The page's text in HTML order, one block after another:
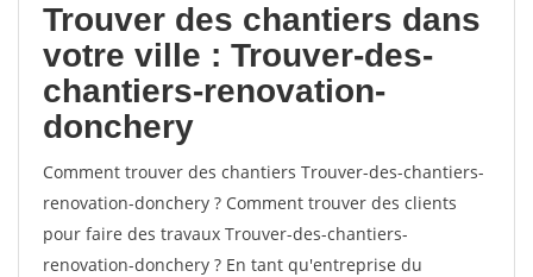
Trouver des chantiers dans
votre ville : Trouver-des-
chantiers-renovation-
donchery
Comment trouver des chantiers Trouver-des-chantiers-
renovation-donchery ? Comment trouver des clients
pour faire des travaux Trouver-des-chantiers-
renovation-donchery ? En tant qu'entreprise du